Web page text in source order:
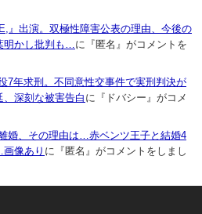
』出演。双極性障害公表の理由、今後の
明かし批判も…に『匿名』がコメントを
7年求刑。不同意性交事件で実刑判決が
深刻な被害告白 に『ドバシー』がコメ
婚、その理由は…赤ベンツ王子と結婚4
像あり に『匿名』がコメントをしまし